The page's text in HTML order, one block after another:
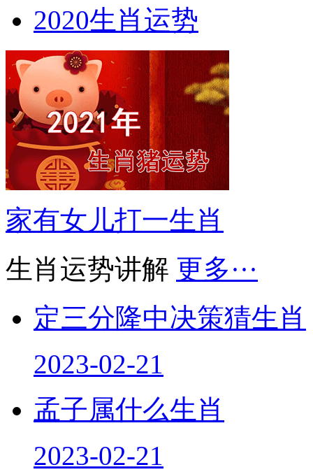
2020生肖运势
家有女儿打一生肖
生肖运势讲解 更多···
定三分隆中决策猜生肖
2023-02-21
孟子属什么生肖
2023-02-21